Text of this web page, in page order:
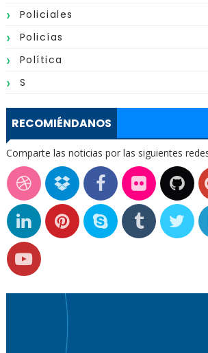
Policiales
Policías
Política
S
RECOMIÉNDANOS
Comparte las noticias por las siguientes